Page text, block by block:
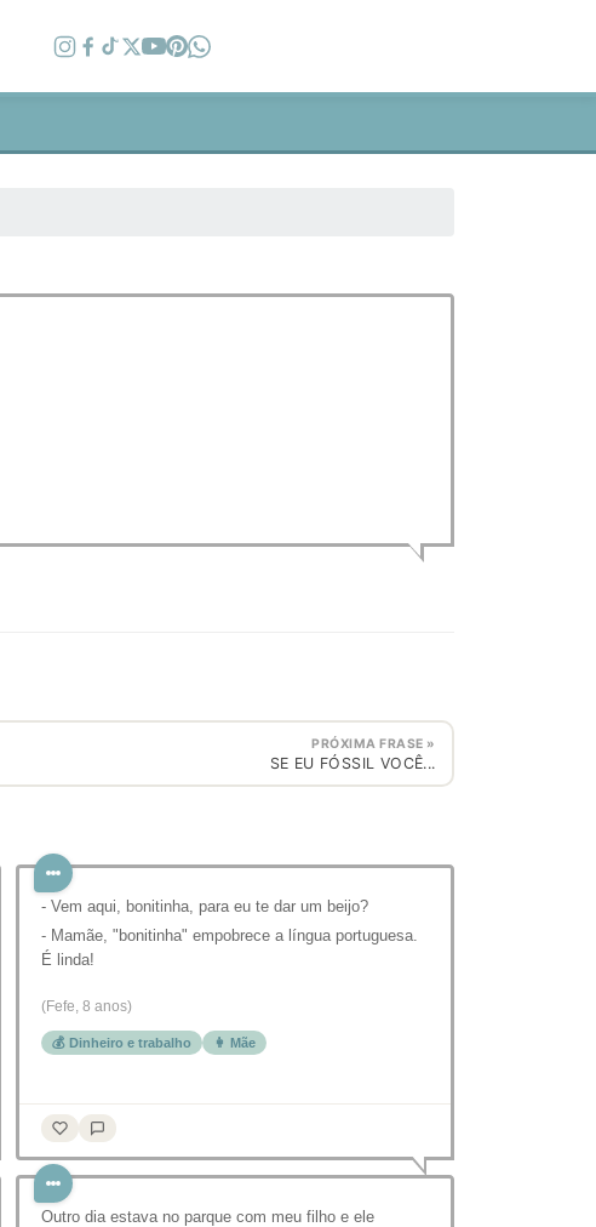
PRÓXIMA FRASE »
SE EU FÓSSIL VOCÊ...
- Vem aqui, bonitinha, para eu te dar um beijo?
- Mamãe, "bonitinha" empobrece a língua portuguesa.
É linda!
(Fefe, 8 anos)
💰 Dinheiro e trabalho 👩 Mãe
Outro dia estava no parque com meu filho e ele